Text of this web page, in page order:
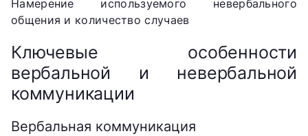
Намерение используемого невербального
общения и количество случаев
Ключевые особенности
вербальной и невербальной
коммуникации
Вербальная коммуникация